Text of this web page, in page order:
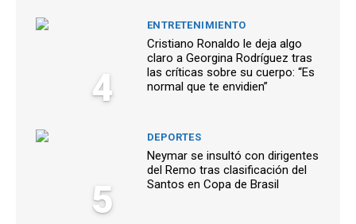
4
ENTRETENIMIENTO
Cristiano Ronaldo le deja algo
claro a Georgina Rodríguez tras
las críticas sobre su cuerpo: “Es
normal que te envidien”
5
DEPORTES
Neymar se insultó con dirigentes
del Remo tras clasificación del
Santos en Copa de Brasil